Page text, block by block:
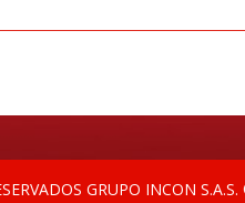
GRUPO INCON